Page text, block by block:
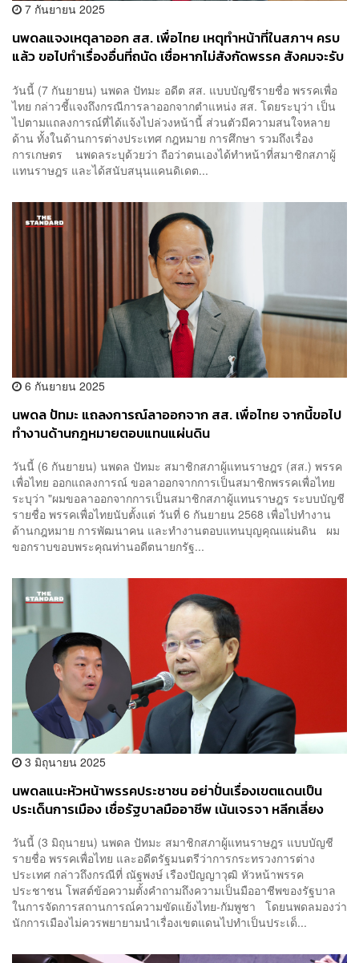
7 กันยายน 2025
นพดลแจงเหตุลาออก สส. เพื่อไทย เหตุทำหน้าที่ในสภาฯ ครบ
แล้ว ขอไปทำเรื่องอื่นที่ถนัด เชื่อหากไม่สังกัดพรรค สังคมจะรับ
วันนี้ (7 กันยายน) นพดล ปัทมะ อดีต สส. แบบบัญชีรายชื่อ พรรคเพื่อ
ไทย กล่าวชี้แจงถึงกรณีการลาออกจากตำแหน่ง สส. โดยระบุว่า เป็น
ไปตามแถลงการณ์ที่ได้แจ้งไปล่วงหน้านี้ ส่วนตัวมีความสนใจหลาย
ด้าน ทั้งในด้านการต่างประเทศ กฎหมาย การศึกษา รวมถึงเรื่อง
การเกษตร นพดลระบุด้วยว่า ถือว่าตนเองได้ทำหน้าที่สมาชิกสภาผู้
แทนราษฎร และได้สนับสนุนแคนดิเดต...
6 กันยายน 2025
นพดล ปัทมะ แถลงการณ์ลาออกจาก สส. เพื่อไทย จากนี้ขอไป
ทำงานด้านกฎหมายตอบแทนแผ่นดิน
วันนี้ (6 กันยายน) นพดล ปัทมะ สมาชิกสภาผู้แทนราษฎร (สส.) พรรค
เพื่อไทย ออกแถลงการณ์ ขอลาออกจากการเป็นสมาชิกพรรคเพื่อไทย
ระบุว่า "ผมขอลาออกจากการเป็นสมาชิกสภาผู้แทนราษฎร ระบบบัญชี
รายชื่อ พรรคเพื่อไทยนับตั้งแต่ วันที่ 6 กันยายน 2568 เพื่อไปทำงาน
ด้านกฎหมาย การพัฒนาคน และทำงานตอบแทนบุญคุณแผ่นดิน ผม
ขอกราบขอบพระคุณท่านอดีตนายกรัฐ...
3 มิถุนายน 2025
นพดลแนะหัวหน้าพรรคประชาชน อย่าปั่นเรื่องเขตแดนเป็น
ประเด็นการเมือง เชื่อรัฐบาลมืออาชีพ เน้นเจรจา หลีกเลี่ยง
วันนี้ (3 มิถุนายน) นพดล ปัทมะ สมาชิกสภาผู้แทนราษฎร แบบบัญชี
รายชื่อ พรรคเพื่อไทย และอดีตรัฐมนตรีว่าการกระทรวงการต่าง
ประเทศ กล่าวถึงกรณีที่ ณัฐพงษ์ เรืองปัญญาวุฒิ หัวหน้าพรรค
ประชาชน โพสต์ข้อความตั้งคำถามถึงความเป็นมืออาชีพของรัฐบาล
ในการจัดการสถานการณ์ความขัดแย้งไทย-กัมพูชา โดยนพดลมองว่า
นักการเมืองไม่ควรพยายามนำเรื่องเขตแดนไปทำเป็นประเด็...